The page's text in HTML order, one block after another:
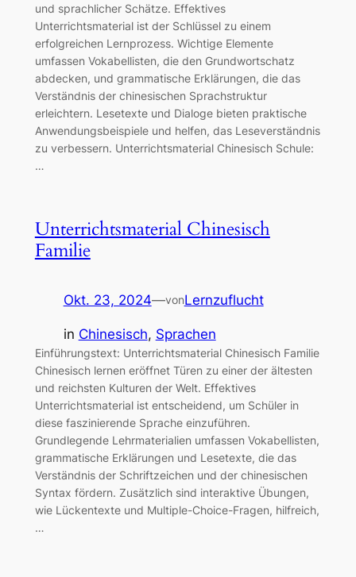
und sprachlicher Schätze. Effektives
Unterrichtsmaterial ist der Schlüssel zu einem
erfolgreichen Lernprozess. Wichtige Elemente
umfassen Vokabellisten, die den Grundwortschatz
abdecken, und grammatische Erklärungen, die das
Verständnis der chinesischen Sprachstruktur
erleichtern. Lesetexte und Dialoge bieten praktische
Anwendungsbeispiele und helfen, das Leseverständnis
zu verbessern. Unterrichtsmaterial Chinesisch Schule:
…
Unterrichtsmaterial Chinesisch
Familie
Okt. 23, 2024—vonLernzuflucht
in Chinesisch, Sprachen
Einführungstext: Unterrichtsmaterial Chinesisch Familie
Chinesisch lernen eröffnet Türen zu einer der ältesten
und reichsten Kulturen der Welt. Effektives
Unterrichtsmaterial ist entscheidend, um Schüler in
diese faszinierende Sprache einzuführen.
Grundlegende Lehrmaterialien umfassen Vokabellisten,
grammatische Erklärungen und Lesetexte, die das
Verständnis der Schriftzeichen und der chinesischen
Syntax fördern. Zusätzlich sind interaktive Übungen,
wie Lückentexte und Multiple-Choice-Fragen, hilfreich,
…